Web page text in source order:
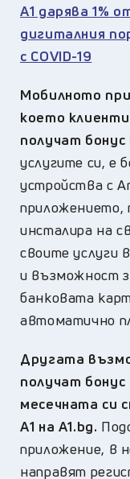
А1 дарява 1%
дигиталния
с COVID-19
Мобилното
което
получат
услугите си, е
устройства с
приложението,
инсталира на
своите услуги
и възможност
банковата
автоматично
Другата
получат
месечната си
А1 на А1.bg.
приложение, в
направят